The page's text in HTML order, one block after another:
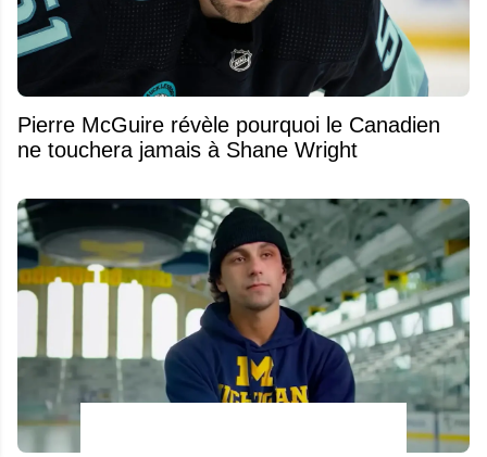
Pierre McGuire révèle pourquoi le Canadien
ne touchera jamais à Shane Wright